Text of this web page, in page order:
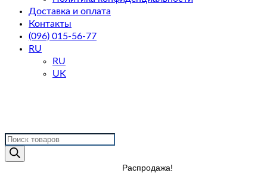
Доставка и оплата
Контакты
(096) 015-56-77
RU
RU
UK
Поиск
товаров
Распродажа!